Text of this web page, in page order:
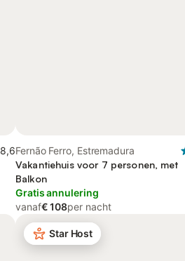
8,6Fernão Ferro, Estremadura
Vakantiehuis voor 7 personen, met
Balkon
Gratis annulering
vanaf€ 108per nacht
Star Host